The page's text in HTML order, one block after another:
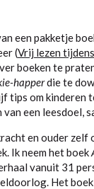
een pakketje
(Vrij lezen
boeken te
happerdie te
tips om kinderen
een leesdoel,
en ouder zelf
Ik neem het boek
vanuit 31
Het